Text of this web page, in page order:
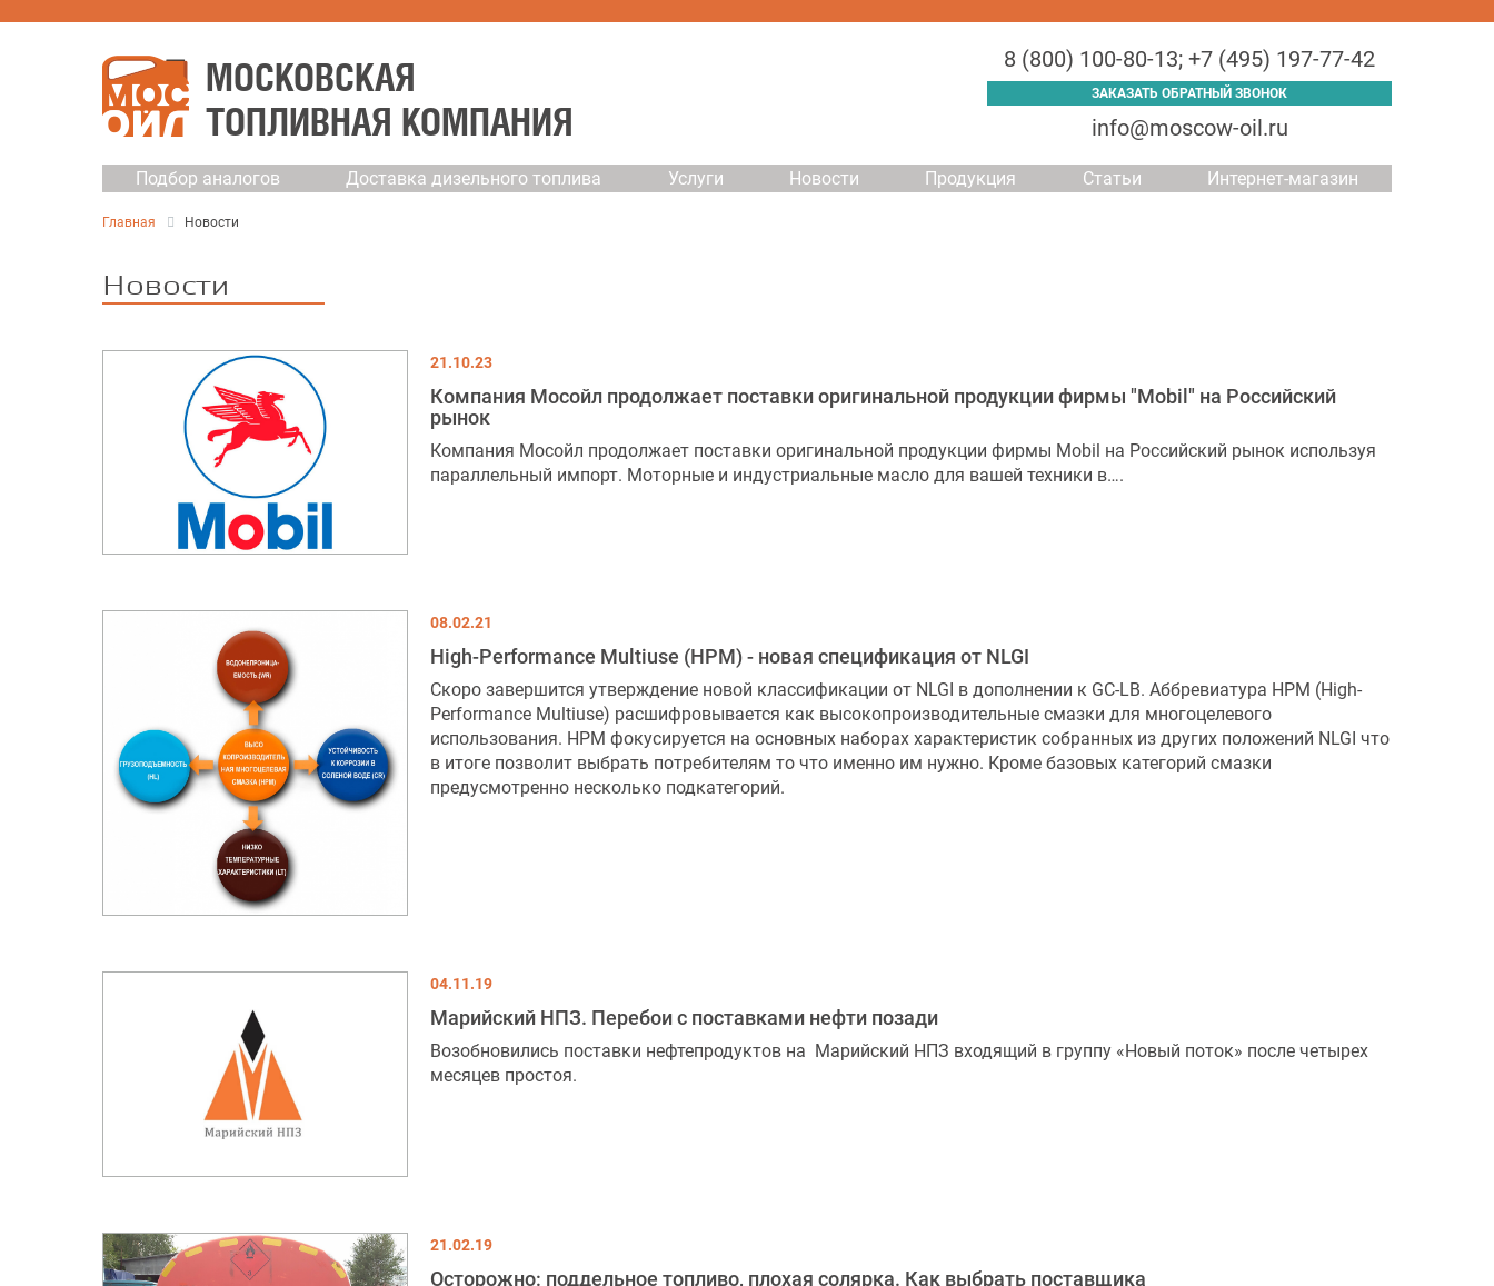
Подбор аналогов Доставка дизельного топлива Услуги Новости Продукция Статьи Интернет-магазин
МОСКОВСКАЯ
ТОПЛИВНАЯ КОМПАНИЯ
8 (800) 100-80-13; +7 (495) 197-77-42
ЗАКАЗАТЬ ОБРАТНЫЙ ЗВОНОК
info@moscow-oil.ru
Главная Новости
Новости
21.10.23
Компания Мосойл продолжает поставки оригинальной продукции фирмы "Mobil" на Российский
рынок
Компания Мосойл продолжает поставки оригинальной продукции фирмы Mobil на Российский рынок используя
параллельный импорт. Моторные и индустриальные масло для вашей техники в….
08.02.21
High-Performance Multiuse (HPM) - новая спецификация от NLGI
Скоро завершится утверждение новой классификации от NLGI в дополнении к GC-LB. Аббревиатура HPM (High-
Performance Multiuse) расшифровывается как высокопроизводительные смазки для многоцелевого
использования. HPM фокусируется на основных наборах характеристик собранных из других положений NLGI что
в итоге позволит выбрать потребителям то что именно им нужно. Кроме базовых категорий смазки
предусмотренно несколько подкатегорий.
04.11.19
Марийский НПЗ. Перебои с поставками нефти позади
Возобновились поставки нефтепродуктов на Марийский НПЗ входящий в группу «Новый поток» после четырех
месяцев простоя.
21.02.19
Осторожно: поддельное топливо, плохая солярка. Как выбрать поставщика